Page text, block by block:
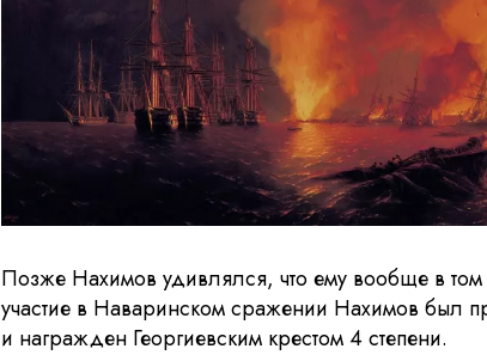
Позже Нахимов удивлялся, что ему вообще в
участие в Наваринском сражении Нахимов был
и награжден Георгиевским крестом 4 степени.